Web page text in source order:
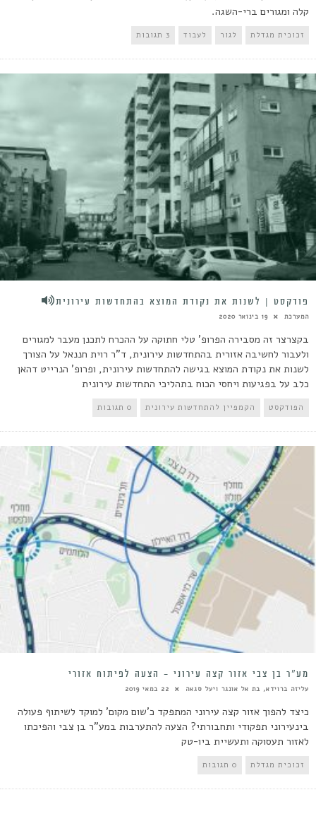
קלה ומגורים ברי-השגה.
זכוכית מגדלת לגור לעבוד 3 תגובות
פודקסט | לשנות את נקודת המוצא בהתחדשות עירונית
המערכת 19 בינואר 2020
בקצרצר זה מסבירה הפרופ' טלי חתוקה על ההכרח לתכנן מעבר למגורים
ולעבור לחשיבה אזורית בהתחדשות עירונית, ד"ר רוית חננאל על הצורך
לשנות את נקודת המוצא בגישה להתחדשות עירונית, ופרופ' הנרייט דהאן
כלב על בפגיעות ויחסי הכוח בתהליכי התחדשות עירונית
הפודקסט הקמפיין להתחדשות עירונית 0 תגובות
מע”ר בן צבי אזור קצה עירוני – הצעה לפיתוח אזורי
עליזה ברוידא, בת אל אונגר ויעל סגאה 22 במאי 2019
כיצד להפוך אזור קצה עירוני המתפקד כ'שום מקום' למוקד לשיתוף פעולה
בינעירוני תפקודי ותחבורתי? הצעה להתערבות במע"ר בן צבי והפיכתו
לאזור תעסוקה ותעשיית ביו-טק
זכוכית מגדלת 0 תגובות